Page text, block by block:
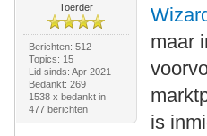
Toerder
Berichten: 512
Topics: 15
Lid sinds: Apr 2021
Bedankt: 269
1538 x bedankt in
477 berichten
maar
is